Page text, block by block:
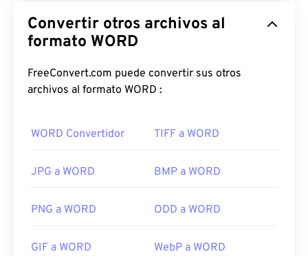
Convertir otros archivos al
formato WORD
FreeConvert.com puede convertir sus otros
archivos al formato WORD :
WORD Convertidor TIFF a WORD
JPG a WORD BMP a WORD
PNG a WORD ODD a WORD
GIF a WORD WebP a WORD